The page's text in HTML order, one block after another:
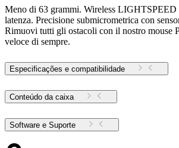
Meno di 63 grammi. Wireless LIGHTSPEED
latenza. Precisione submicrometrica con
Rimuovi tutti gli ostacoli con il nostro mouse
veloce di sempre.
Especificações e compatibilidade
Conteúdo da caixa
Software e Suporte